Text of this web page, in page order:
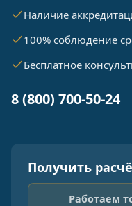
Наличие
100% соблюдение
Бесплатное
8 (800) 700-50-24
Получить
Работаем